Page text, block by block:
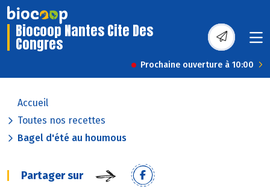
Biocoop Nantes Cite Des
Congres
Prochaine ouverture à 10:00
Accueil
Toutes nos recettes
Bagel d'été au houmous
Partager sur